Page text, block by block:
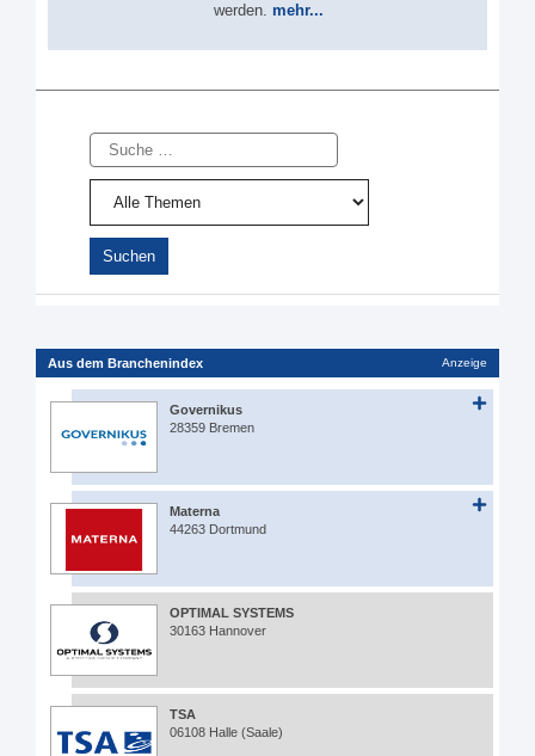
werden. mehr...
Suche
Aus dem Branchenindex Anzeige
Governikus
28359 Bremen
Materna
44263 Dortmund
OPTIMAL SYSTEMS
30163 Hannover
TSA
06108 Halle (Saale)